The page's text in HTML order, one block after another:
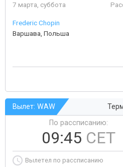
7 марта, суббота
Frederic Chopin
Варшава, Польша
Вылет: WAW
По рассписанию:
09:45 CET
Вылетел по рассписанию